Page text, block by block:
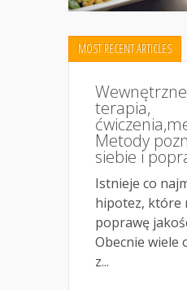
MOST RECENT ARTICLES
terapia,
Metody
siebie i
Istnieje co
hipotez, które
poprawę
Obecnie wiele
z...